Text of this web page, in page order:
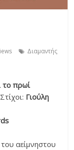
Διαμαντής
το πρωί
Γιούλη
αείμνηστου